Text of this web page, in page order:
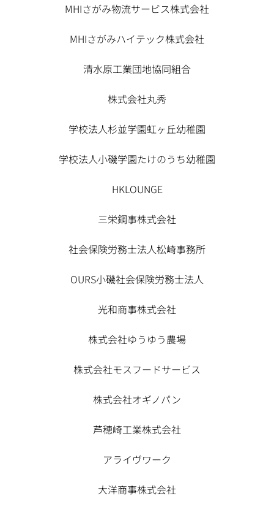
MHIさがみ物流サービス株式会社
MHIさがみハイテック株式会社
清水原工業団地協同組合
株式会社丸秀
学校法人杉並学園虹ヶ丘幼稚園
学校法人小磯学園たけのうち幼稚園
HKLOUNGE
三栄鋼事株式会社
社会保険労務士法人松崎事務所
OURS小磯社会保険労務士法人
光和商事株式会社
株式会社ゆうゆう農場
株式会社モスフードサービス
株式会社オギノパン
芦穂崎工業株式会社
アライヴワーク
大洋商事株式会社